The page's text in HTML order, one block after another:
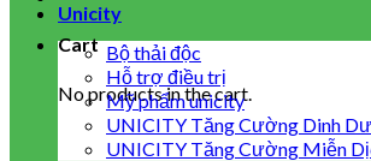
Cart
No products in the cart.
Unicity
Bộ thải độc
Hỗ trợ điều trị
Mỹ phẩm unicity
UNICITY Tăng Cường Dinh
UNICITY Tăng Cường Miễn